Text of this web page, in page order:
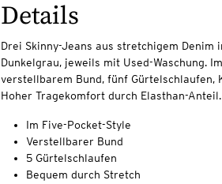
Details
Drei Skinny-Jeans aus stretchigem Denim
Dunkelgrau, jeweils mit Used-Waschung.
verstellbarem Bund, fünf Gürtelschlaufen,
Hoher Tragekomfort durch Elasthan-Anteil.
Im Five-Pocket-Style
Verstellbarer Bund
5 Gürtelschlaufen
Bequem durch Stretch